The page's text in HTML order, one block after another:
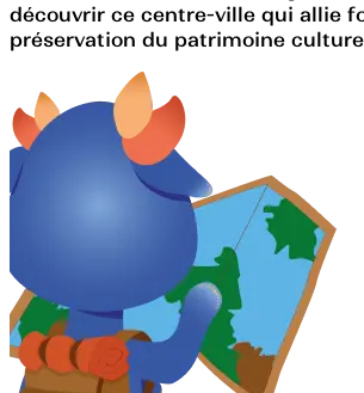
découvrir ce centre-ville qui allie
préservation du patrimoine